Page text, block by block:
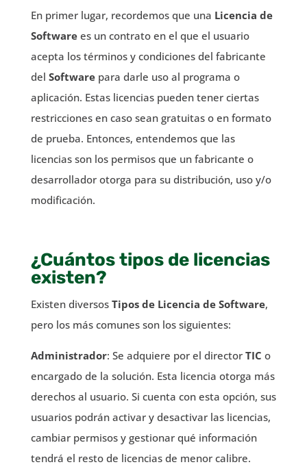
En primer lugar, recordemos que una Licencia de
Softwarees un contrato en el que el usuario
acepta los términos y condiciones del fabricante
del Software para darle uso al programa o
aplicación. Estas licencias pueden tener ciertas
restricciones en caso sean gratuitas o en formato
de prueba. Entonces, entendemos que las
licencias son los permisos que un fabricante o
desarrollador otorga para su distribución, uso y/o
modificación.
¿Cuántos tipos de licencias
existen?
Existen diversos Tipos de Licencia de Software,
pero los más comunes son los siguientes:
Administrador: Se adquiere por el director TIC o
encargado de la solución. Esta licencia otorga más
derechos al usuario. Si cuenta con esta opción, sus
usuarios podrán activar y desactivar las licencias,
cambiar permisos y gestionar qué información
tendrá el resto de licencias de menor calibre.